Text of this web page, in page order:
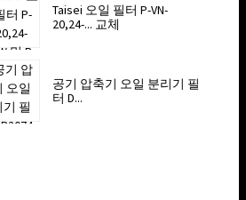
Taisei 오일 필터 P-VN-
20,24-... 교체
공기 압축기 오일 분리기 필
터 D...